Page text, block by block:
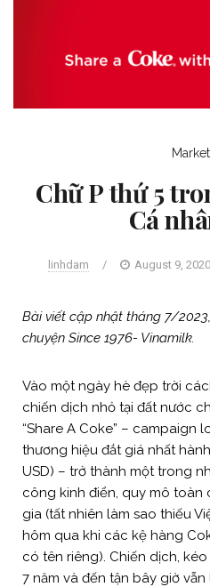
Chữ P thứ 5
Cá
linhdam / August 9, 2020
Bài viết cập nhật tháng 7/
chuyện Since 1976- Vinamilk.
Vào một ngày hè đẹp trời
chiến dịch nhỏ tại đất nước
“Share A Coke” – campaign
thương hiệu đắt giá nhất
USD) – trở thành một trong
công kinh điển, quy mô toàn
gia (tất nhiên làm sao thiếu
hôm qua khi các kệ hàng
có tên riêng). Chiến dịch,
7 năm và đến tận bây giờ